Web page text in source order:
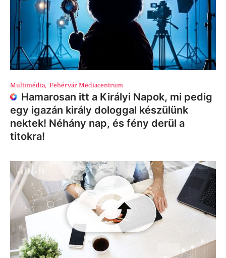
Multimédia, Fehérvár Médiacentrum
Hamarosan itt a Királyi Napok, mi pedig
egy igazán király dologgal készülünk
nektek! Néhány nap, és fény derül a
titokra!